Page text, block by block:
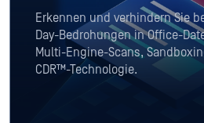
Erkennen und verhindern Sie
Day-Bedrohungen in Office-
Multi-Engine-Scans,
CDR™-Technologie.